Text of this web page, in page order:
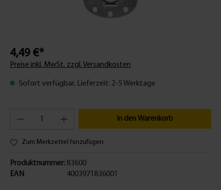
4,49 €*
Preise inkl. MwSt. zzgl. Versandkosten
Sofort verfügbar, Lieferzeit: 2-5 Werktage
In den Warenkorb
Zum Merkzettel hinzufügen
Produktnummer:
EAN
83600
4003971836001